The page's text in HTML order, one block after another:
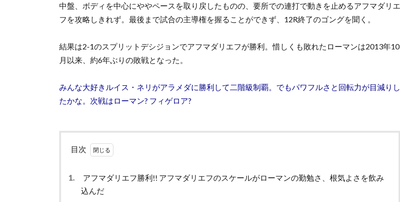
中盤、ボディを中心にややペースを取り戻したものの、要所での連打で動きを止めるアフマダリエ
フを攻略しきれず。最後まで試合の主導権を握ることができず、12R終了のゴングを聞く。
結果は2-1のスプリットデシジョンでアフマダリエフが勝利。惜しくも敗れたローマンは2013年10
月以来、約6年ぶりの敗戦となった。
みんな大好きルイス・ネリがアラメダに勝利して二階級制覇。でもパワフルさと回転力が目減りし
たかな。次戦はローマン? フィゲロア?
目次
1.
アフマダリエフ勝利!! アフマダリエフのスケールがローマンの勤勉さ、根気よさを飲み
込んだ